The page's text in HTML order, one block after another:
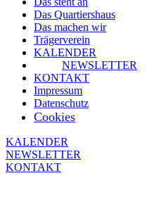
Das Quartiershaus
Das machen wir
Trägerverein
KALENDER
NEWSLETTER
KONTAKT
Impressum
Datenschutz
Cookies
KALENDER
NEWSLETTER
KONTAKT